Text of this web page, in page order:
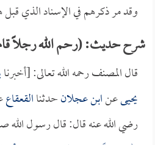
وقد مر ذكرهم في الإسناد الذي قبل
شرح حديث: (رحم الله رجلاً
قال المصنف رحمه الله تعالى: [أخبرنا
يحيىعنابن عجلانحدثناالقعقاع
رضي الله عنه قال: قال رسول الله